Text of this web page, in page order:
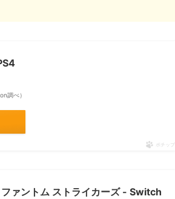
調べ）
ポチップ
ァントム ストライカーズ - Switch